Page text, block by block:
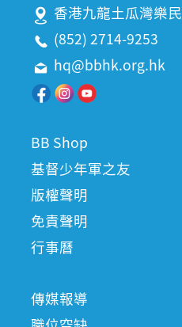
香港九龍土瓜灣樂
(852) 2714-9253
hq@bbhk.org.hk
BB Shop
基督少年軍之友
版權聲明
免責聲明
行事曆
傳媒報導